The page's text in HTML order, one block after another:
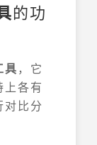
的功
具 ，它
各有
比分